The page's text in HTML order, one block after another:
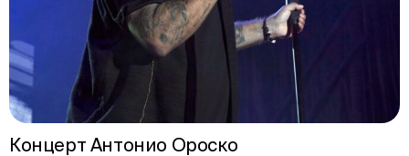
Концерт Антонио Ороско